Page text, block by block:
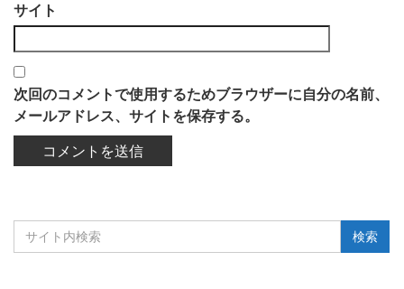
サイト
次回のコメントで使用するためブラウザーに自分の名前、
メールアドレス、サイトを保存する。